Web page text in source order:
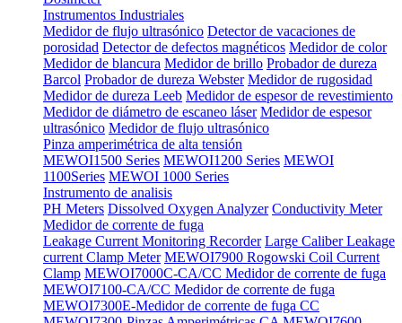
Instrumentos Industriales
Medidor de flujo ultrasónico Detector de vacaciones de
porosidad Detector de defectos magnéticos Medidor de color
Medidor de blancura Medidor de brillo Probador de dureza
Barcol Probador de dureza Webster Medidor de rugosidad
Medidor de dureza Leeb Medidor de espesor de revestimiento
Medidor de diámetro de escaneo láser Medidor de espesor
ultrasónico Medidor de flujo ultrasónico
Pinza amperimétrica de alta tensión
MEWOI1500 Series MEWOI1200 Series MEWOI
1100Series MEWOI 1000 Series
Instrumento de analisis
PH Meters Dissolved Oxygen Analyzer Conductivity Meter
Medidor de corrente de fuga
Leakage Current Monitoring Recorder Large Caliber Leakage
current Clamp Meter MEWOI7900 Rogowski Coil Current
Clamp MEWOI7000C-CA/CC Medidor de corrente de fuga
MEWOI7100-CA/CC Medidor de corrente de fuga
MEWOI7300E-Medidor de corrente de fuga CC